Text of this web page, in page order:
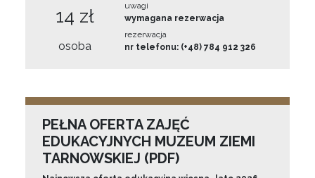
14 zł
osoba
uwagi
wymagana rezerwacja
rezerwacja
nr telefonu: (+48) 784 912 326
PEŁNA OFERTA ZAJĘĆ
EDUKACYJNYCH MUZEUM ZIEMI
TARNOWSKIEJ (PDF)